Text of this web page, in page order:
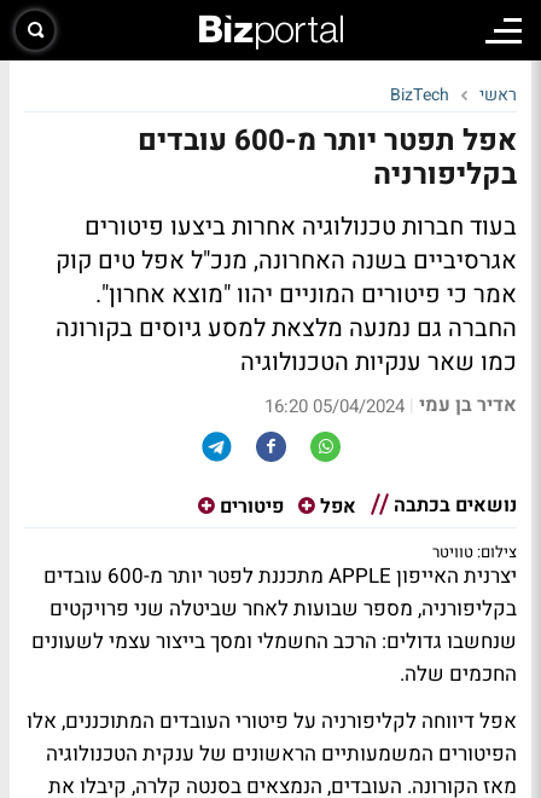
ראשי BizTech
אפל תפטר יותר מ-600 עובדים
בקליפורניה
בעוד חברות טכנולוגיה אחרות ביצעו פיטורים
אגרסיביים בשנה האחרונה, מנכ"ל אפל טים קוק
אמר כי פיטורים המוניים יהוו "מוצא אחרון".
החברה גם נמנעה מלצאת למסע גיוסים בקורונה
כמו שאר ענקיות הטכנולוגיה
אדיר בן עמי |
05/04/2024 16:20
נושאים בכתבה אפל פיטורים
צילום: טוויטר
יצרנית האייפון APPLE מתכננת לפטר יותר מ-600 עובדים
בקליפורניה, מספר שבועות לאחר שביטלה שני פרויקטים
שנחשבו גדולים: הרכב החשמלי ומסך בייצור עצמי לשעונים
החכמים שלה.
אפל דיווחה לקליפורניה על פיטורי העובדים המתוכננים, אלו
הפיטורים המשמעותיים הראשונים של ענקית הטכנולוגיה
מאז הקורונה. העובדים, הנמצאים בסנטה קלרה, קיבלו את